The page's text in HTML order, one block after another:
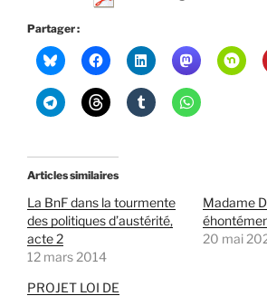
Partager :
Articles similaires
La BnF dans la tourmente
des politiques d’austérité,
acte 2
12 mars 2014
Madame
20 mai
PROJET LOI DE